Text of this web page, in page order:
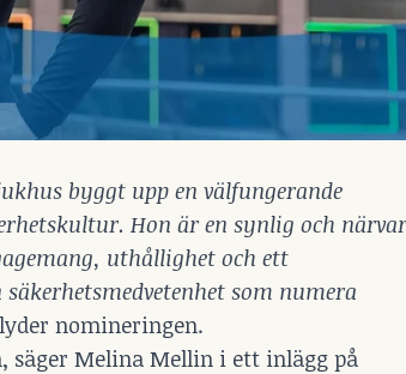
byggt upp en välfungerande
Hon är en synlig och
uthållighet och ett
som numera
nomineringen.
säger Melina Mellin i ett inlägg på